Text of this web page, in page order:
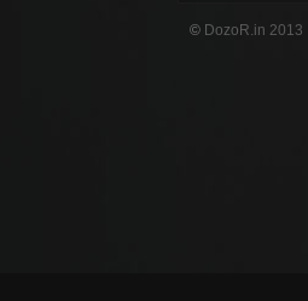
© DozoR.in 2013